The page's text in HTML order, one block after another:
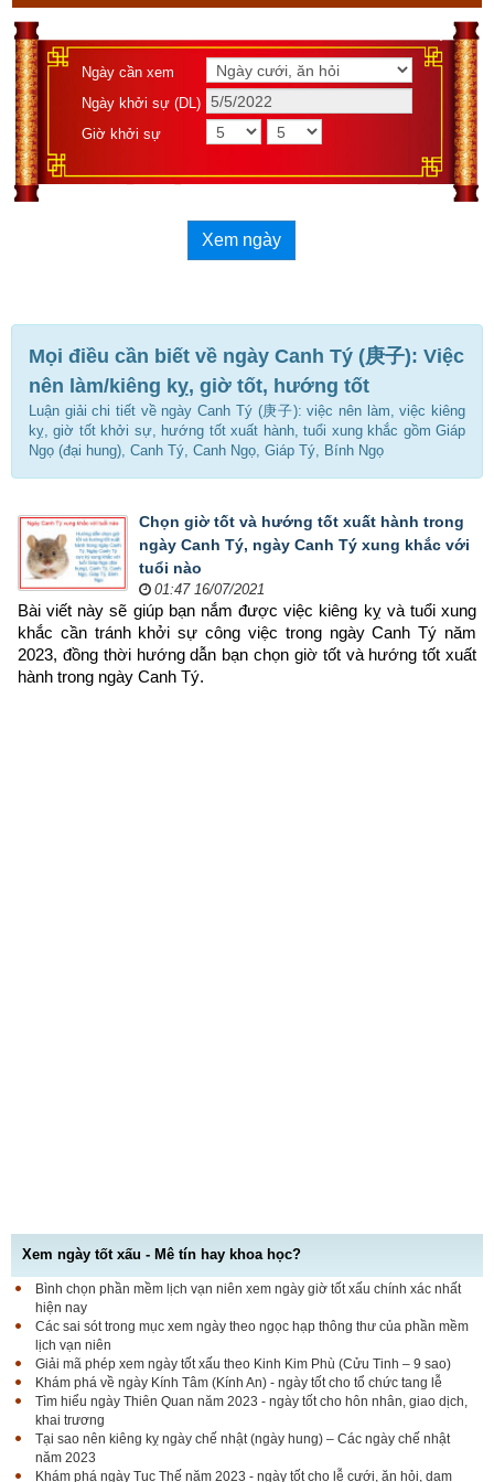
Ngày cần xem
Ngày khởi sự (DL)
Giờ khởi sự
Xem ngày
Mọi điều cần biết về ngày Canh Tý (庚子): Việc
nên làm/kiêng kỵ, giờ tốt, hướng tốt
Luận giải chi tiết về ngày Canh Tý (庚子): việc nên làm, việc kiêng
kỵ, giờ tốt khởi sự, hướng tốt xuất hành, tuổi xung khắc gồm Giáp
Ngọ (đại hung), Canh Tý, Canh Ngọ, Giáp Tý, Bính Ngọ
Chọn giờ tốt và hướng tốt xuất hành trong
ngày Canh Tý, ngày Canh Tý xung khắc với
tuổi nào
01:47 16/07/2021
Bài viết này sẽ giúp bạn nắm được việc kiêng kỵ và tuổi xung
khắc cần tránh khởi sự công việc trong ngày Canh Tý năm
2023, đồng thời hướng dẫn bạn chọn giờ tốt và hướng tốt xuất
hành trong ngày Canh Tý.
Xem ngày tốt xấu - Mê tín hay khoa học?
Bình chọn phần mềm lịch vạn niên xem ngày giờ tốt xấu chính xác nhất
hiện nay
Các sai sót trong mục xem ngày theo ngọc hạp thông thư của phần mềm
lịch vạn niên
Giải mã phép xem ngày tốt xấu theo Kinh Kim Phù (Cửu Tinh – 9 sao)
Khám phá về ngày Kính Tâm (Kính An) - ngày tốt cho tổ chức tang lễ
Tìm hiểu ngày Thiên Quan năm 2023 - ngày tốt cho hôn nhân, giao dịch,
khai trương
Tại sao nên kiêng kỵ ngày chế nhật (ngày hung) – Các ngày chế nhật
năm 2023
Khám phá ngày Tục Thế năm 2023 - ngày tốt cho lễ cưới, ăn hỏi, dạm